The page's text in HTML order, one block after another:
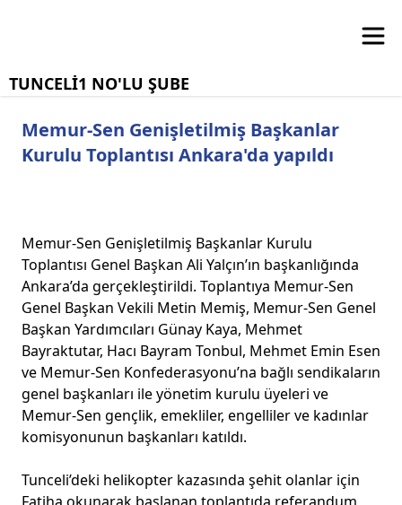
TUNCELİ1 NO'LU ŞUBE
Memur-Sen Genişletilmiş Başkanlar
Kurulu Toplantısı Ankara'da yapıldı
Memur-Sen Genişletilmiş Başkanlar Kurulu
Toplantısı Genel Başkan Ali Yalçın’ın başkanlığında
Ankara’da gerçekleştirildi. Toplantıya Memur-Sen
Genel Başkan Vekili Metin Memiş, Memur-Sen Genel
Başkan Yardımcıları Günay Kaya, Mehmet
Bayraktutar, Hacı Bayram Tonbul, Mehmet Emin Esen
ve Memur-Sen Konfederasyonu’na bağlı sendikaların
genel başkanları ile yönetim kurulu üyeleri ve
Memur-Sen gençlik, emekliler, engelliler ve kadınlar
komisyonunun başkanları katıldı.
Tunceli’deki helikopter kazasında şehit olanlar için